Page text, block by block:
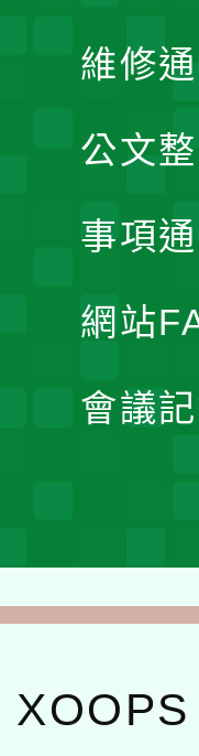
維修
公文
事項
網站
會議
XOOPS